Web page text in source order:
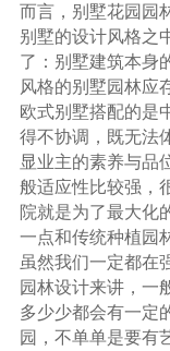
而言，别墅花园园
别墅的设计风格之
了：别墅建筑本身
风格的别墅园林应
欧式别墅搭配的是
得不协调，既无法
显业主的素养与品
般适应性比较强，
院就是为了最大化
一点和传统种植园
虽然我们一定都在
园林设计来讲，一
多少少都会有一定
园，不单单是要有